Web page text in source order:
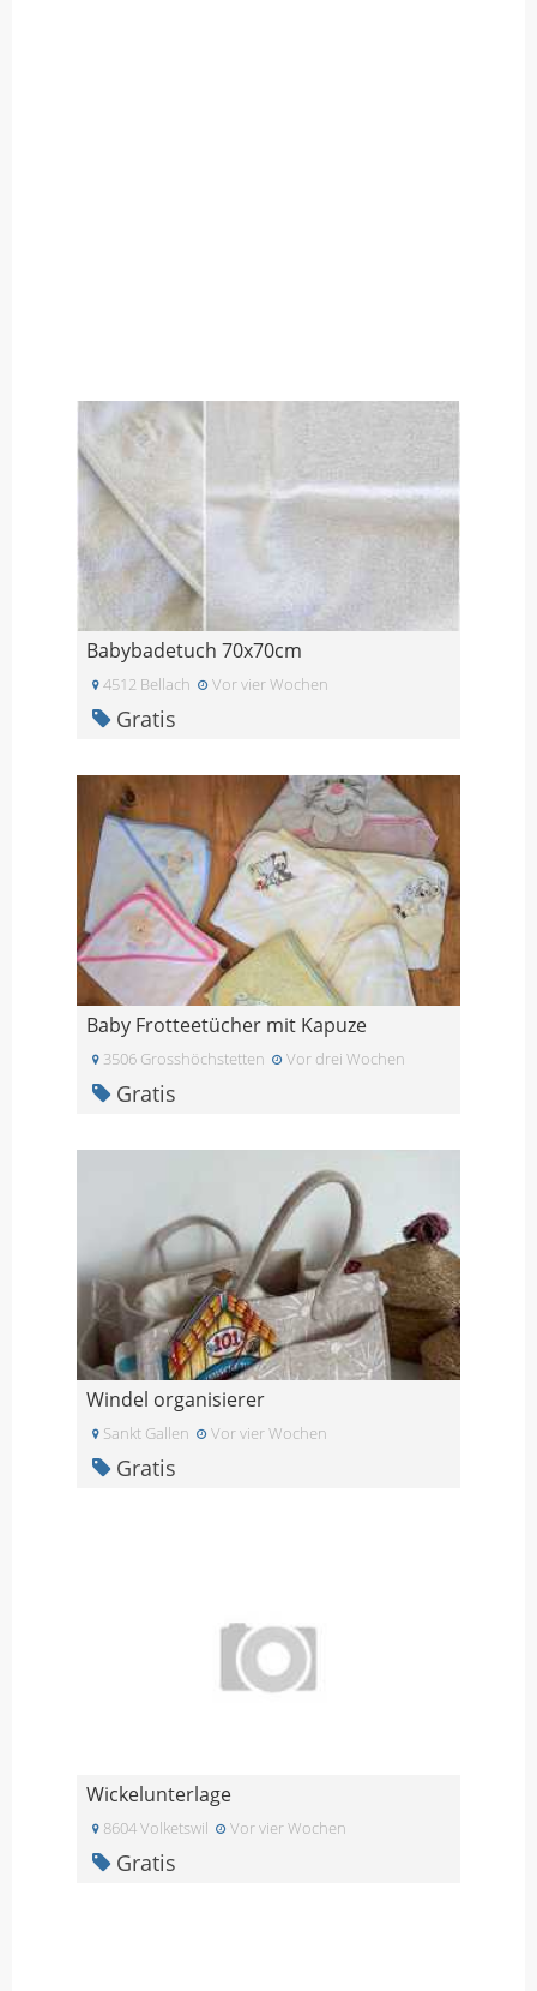
Babybadetuch 70x70cm
4512 Bellach Vor vier Wochen
Gratis
Baby Frotteetücher mit Kapuze
3506 Grosshöchstetten Vor drei Wochen
Gratis
Windel organisierer
Sankt Gallen Vor vier Wochen
Gratis
Wickelunterlage
8604 Volketswil Vor vier Wochen
Gratis